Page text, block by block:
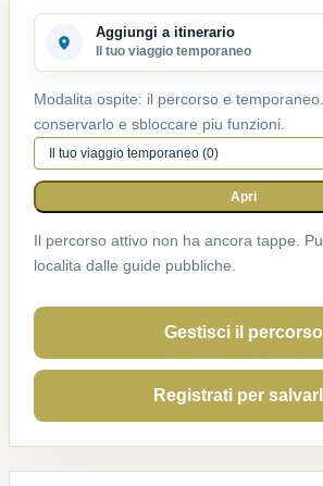
Aggiungi a itinerario
Il tuo viaggio temporaneo
Modalita ospite: il percorso e
conservarlo e sbloccare piu funzioni.
Percorso attivo
Apri
Il percorso attivo non ha ancora tappe.
localita dalle guide pubbliche.
Gestisci il percorso
Registrati per